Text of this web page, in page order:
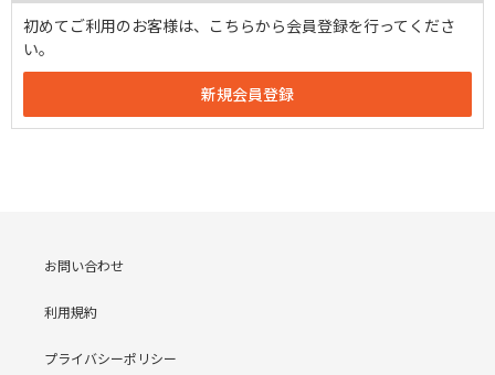
初めてご利用のお客様は、こちらから会員登録を行ってくださ
い。
お問い合わせ
利用規約
プライバシーポリシー